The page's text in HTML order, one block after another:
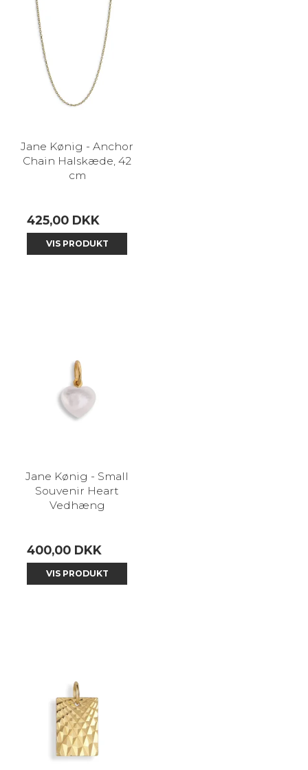
Jane Kønig - Anchor
Chain Halskæde, 42
cm
425,00 DKK
VIS PRODUKT
Jane Kønig - Small
Souvenir Heart
Vedhæng
400,00 DKK
VIS PRODUKT